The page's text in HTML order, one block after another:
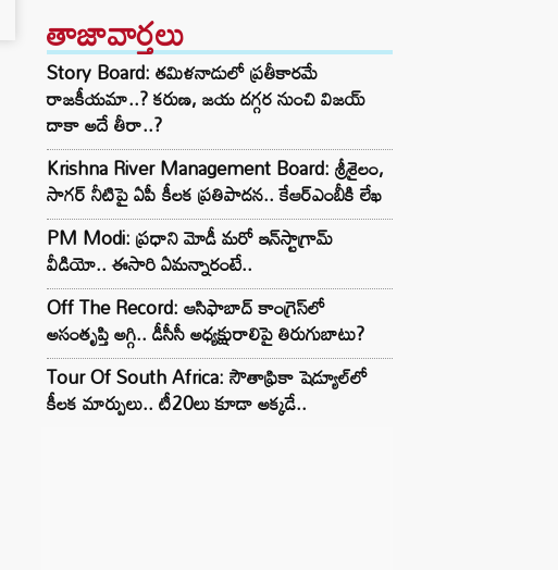
తాజావార్తలు
Story Board: తమిళనాడులో ప్రతీకారమే
రాజకీయమా..? కరుణ, జయ దగ్గర నుంచి విజయ్
దాకా అదే తీరా..?
Krishna River Management Board: శ్రీశైలం,
సాగర్ నీటిపై ఏపీ కీలక ప్రతిపాదన.. కేఆర్ఎంబీకి లేఖ
PM Modi: ప్రధాని మోడీ మరో ఇన్‌స్టాగ్రామ్
వీడియో.. ఈసారి ఏమన్నారంటే..
Off The Record: ఆసిఫాబాద్ కాంగ్రెస్‌లో
అసంతృప్తి అగ్గి.. డీసీసీ అధ్యక్షురాలిపై తిరుగుబాటు?
Tour Of South Africa: సౌతాఫ్రికా షెడ్యూల్‌లో
కీలక మార్పులు.. టీ20లు కూడా అక్కడే..